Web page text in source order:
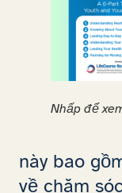
Nhấp để
này bao
về chăm